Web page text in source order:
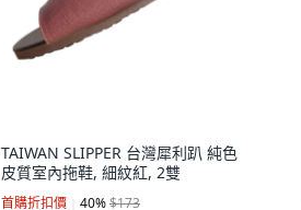
TAIWAN SLIPPER 台灣犀利趴 純色
皮質室內拖鞋, 細紋紅, 2雙
首購折扣價 40%$173